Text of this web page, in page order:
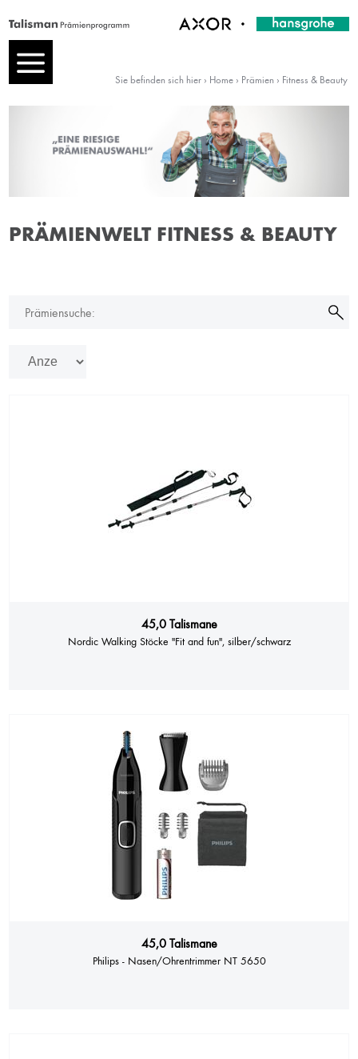
Home
Sie befinden sich hier › Home› Prämien › Fitness & Beauty
PRÄMIENWELT FITNESS & BEAUTY
45,0 Talismane
Nordic Walking Stöcke "Fit and fun", silber/schwarz
45,0 Talismane
Philips - Nasen/Ohrentrimmer NT 5650